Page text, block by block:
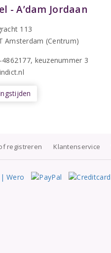
- A’dam Jordaan
113
Amsterdam (Centrum)
4862177, keuzenummer 3
registreren Klantenservice